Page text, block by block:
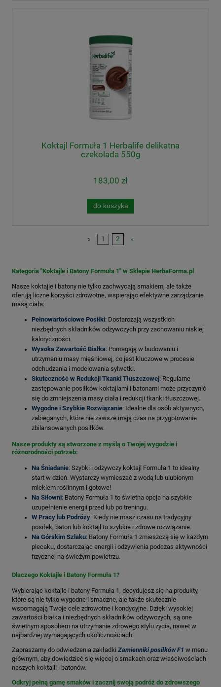
Koktajl Formuła 1 Herbalife delikatna
czekolada 550g
183,00 zł
do koszyka
« 1 2 »
Kategoria "Koktajle i Batony Formuła 1" w Sklepie HerbaForma.pl
Nasze koktajle i batony nie tylko zachwycają smakiem, ale także
oferują liczne korzyści zdrowotne, wspierając efektywne zarządzanie
masą ciała:
Pełnowartościowe Posiłki: Dostarczają wszystkich
niezbędnych składników odżywczych przy zachowaniu niskiej
kaloryczności.
Wysoka Zawartość Białka: Pomagają w budowaniu i
utrzymaniu masy mięśniowej, co jest kluczowe w procesie
odchudzania i modelowania sylwetki.
Skuteczność w Redukcji Tkanki Tłuszczowej: Regularne
zastępowanie posiłków koktajlami i batonami może przyczynić
się do zmniejszenia masy ciała i redukcji tkanki tłuszczowej.
Wygodne i Szybkie Rozwiązanie: Idealne dla osób aktywnych,
zabieganych, które nie zawsze mają czas na przygotowanie
zbilansowanych posiłków.
Nasze produkty są stworzone z myślą o Twojej wygodzie i
różnorodności potrzeb:
Na Śniadanie: Szybki i odżywczy koktajl Formuła 1 to idealny
start w dzień. Wystarczy wymieszać z wodą lub ulubionym
mlekiem roślinnym i gotowe!
Na Siłowni: Batony Formuła 1 to świetna opcja na szybkie
uzupełnienie energii przed lub po treningu.
W Pracy lub Podróży: Kiedy nie masz czasu na tradycyjny
posiłek, baton lub koktajl to szybkie i zdrowe rozwiązanie.
Na Górskim Szlaku: Batony Formuła 1 zmieszczą się w każdym
plecaku, dostarczając energii i odżywienia podczas aktywności
fizycznej na świeżym powietrzu.
Dlaczego Koktajle i Batony Formuła 1?
Wybierając koktajle i batony Formuła 1, decydujesz się na produkty,
które są nie tylko wygodne i smaczne, ale także skutecznie
wspomagają Twoje cele zdrowotne i kondycyjne. Dzięki wysokiej
zawartości białka i niezbędnych składników odżywczych, są one
świetnym sposobem na utrzymanie zdrowego stylu życia, nawet w
najbardziej wymagających okolicznościach.
Zapraszamy do odwiedzenia zakładki Zamienniki posiłków F1 w menu
głównym, aby dowiedzieć się więcej o smakach oraz właściwościach
naszych koktajli i batonów.
Odkryj pełną gamę smaków i zacznij swoją podróż do zdrowszego